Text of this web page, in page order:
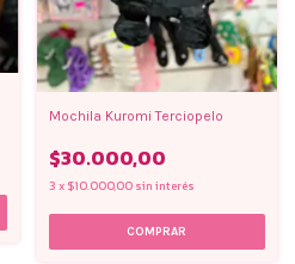
Mochila Kuromi Terciopelo
$30.000,00
3 x $10.000,00 sin interés